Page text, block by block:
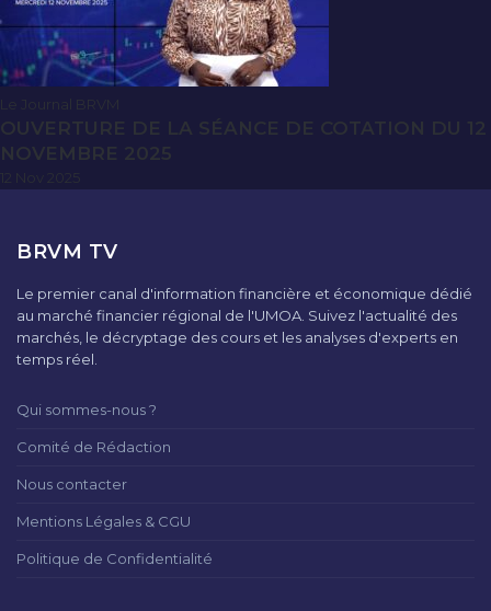
Le Journal BRVM
OUVERTURE DE LA SÉANCE DE COTATION DU 12
NOVEMBRE 2025
BRVM TV
Le premier canal d'information financière et économique dédié
au marché financier régional de l'UMOA. Suivez l'actualité des
marchés, le décryptage des cours et les analyses d'experts en
temps réel.
Qui sommes-nous ?
Comité de Rédaction
Nous contacter
Mentions Légales & CGU
Politique de Confidentialité